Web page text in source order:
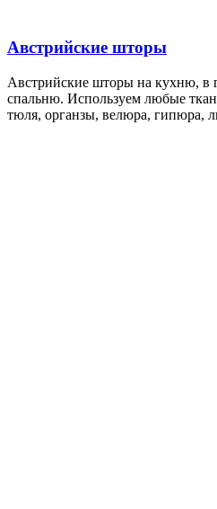
Австрийские шторы
Австрийские шторы на кухню, в
спальню. Используем любые
тюля, органзы, велюра, гипюра,